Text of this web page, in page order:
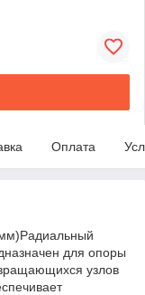
Оплата
для опоры
узлов